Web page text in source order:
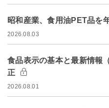
昭和産業、食用油PET品を
2026.08.03
食品表示の基本と最新情報
正
2026.08.01